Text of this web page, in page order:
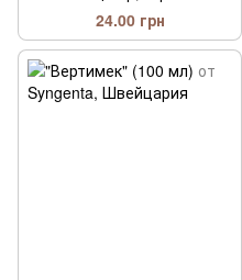
24.00 грн